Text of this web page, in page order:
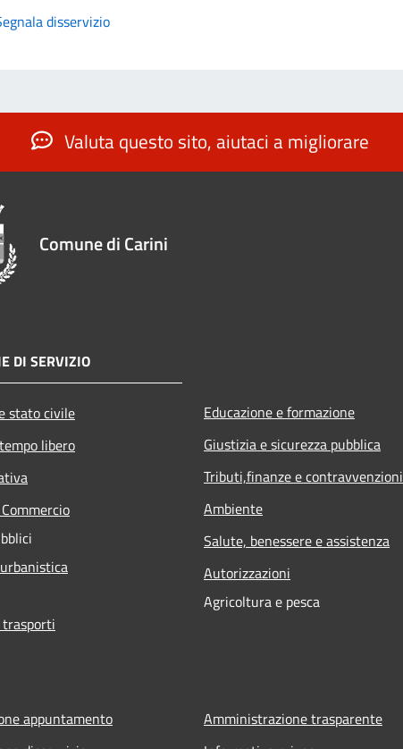
disservizio
Valuta questo sito, aiutaci a migliorare
Comune di Carini
DI SERVIZIO
stato civile
libero
Educazione e formazione
Giustizia e sicurezza pubblica
Tributi,finanze e contravvenzioni
Ambiente
Salute, benessere e assistenza
Autorizzazioni
Agricoltura e pesca
appuntamento
Amministrazione trasparente